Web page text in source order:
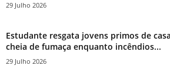
29 Julho 2026
Estudante resgata jovens primos de casa
cheia de fumaça enquanto incêndios...
29 Julho 2026